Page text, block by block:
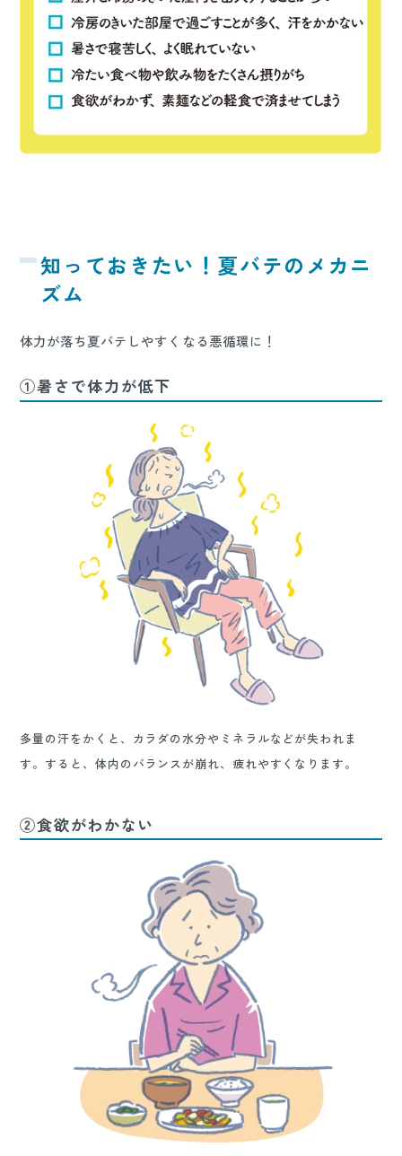
知っておきたい！夏バテのメカニ
ズム
体力が落ち夏バテしやすくなる悪循環に！
①暑さで体力が低下
多量の汗をかくと、カラダの水分やミネラルなどが失われま
す。すると、体内のバランスが崩れ、疲れやすくなります。
②食欲がわかない